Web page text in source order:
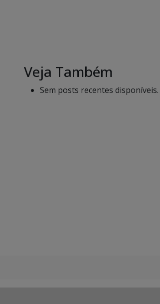
Veja Também
Sem posts recentes disponíveis.